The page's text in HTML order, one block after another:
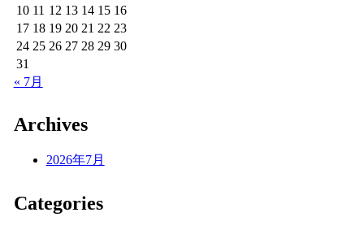
10 11 12 13 14 15 16
17 18 19 20 21 22 23
24 25 26 27 28 29 30
31
« 7月
Archives
2026年7月
Categories